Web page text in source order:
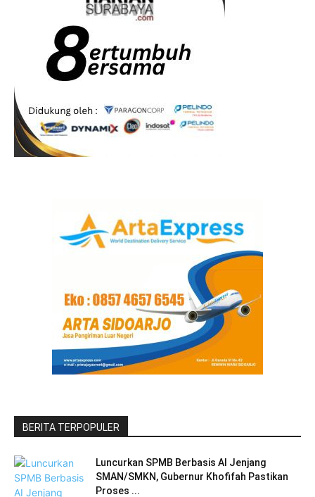
BERITA TERPOPULER
Luncurkan SPMB Berbasis AI Jenjang
SMAN/SMKN, Gubernur Khofifah Pastikan
Proses ...